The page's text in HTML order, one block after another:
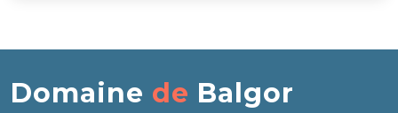
Domaine de Balgor